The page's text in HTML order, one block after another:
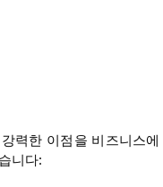
력한 이점을 비즈니스
니다: